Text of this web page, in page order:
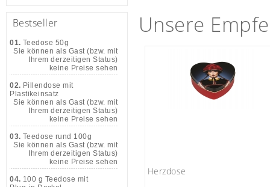
Unsere
Herzdose
Bestseller
01. Teedose 50g
Sie können als Gast (bzw. mit
Ihrem derzeitigen Status)
keine Preise sehen
02. Pillendose mit
Plastikeinsatz
Sie können als Gast (bzw. mit
Ihrem derzeitigen Status)
keine Preise sehen
03. Teedose rund 100g
Sie können als Gast (bzw. mit
Ihrem derzeitigen Status)
keine Preise sehen
04. 100 g Teedose mit